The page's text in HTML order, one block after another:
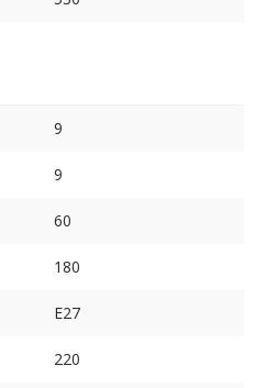
9
9
60
180
E27
220